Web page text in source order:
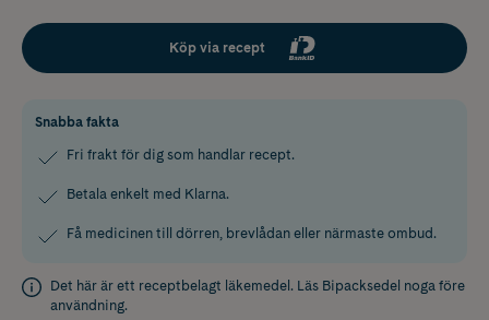
Köp via recept
Snabba fakta
Fri frakt för dig som handlar recept.
Betala enkelt med Klarna.
Få medicinen till dörren, brevlådan eller närmaste ombud.
Det här är ett receptbelagt läkemedel. Läs Bipacksedel noga före
användning.